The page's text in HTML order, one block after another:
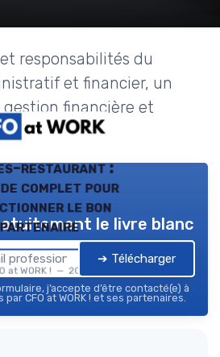
responsabilités du
et financier, un
financière et
restaurant :
complet pour
le bon
partenaire
at WORK ! — 2026
le livre blanc
➔ Télécharger
j’accepte d’être contacté(e) à
CFO at WORK ! et ses partenaires.